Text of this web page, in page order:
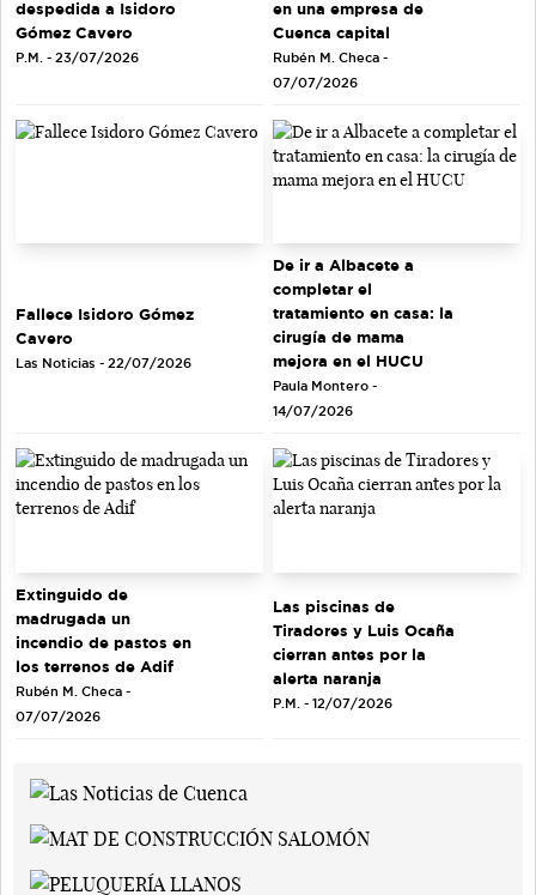
despedida a Isidoro
Gómez Cavero
P.M. - 23/07/2026
en una empresa de
Cuenca capital
Rubén M. Checa -
07/07/2026
Fallece Isidoro Gómez
Cavero
Las Noticias - 22/07/2026
De ir a Albacete a
completar el
tratamiento en casa: la
cirugía de mama
mejora en el HUCU
Paula Montero -
14/07/2026
Extinguido de
madrugada un
incendio de pastos en
los terrenos de Adif
Rubén M. Checa -
07/07/2026
Las piscinas de
Tiradores y Luis Ocaña
cierran antes por la
alerta naranja
P.M. - 12/07/2026